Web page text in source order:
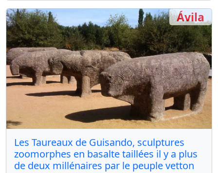
Les Taureaux de Guisando, sculptures
zoomorphes en basalte taillées il y a plus
de deux millénaires par le peuple vetton
Ávila